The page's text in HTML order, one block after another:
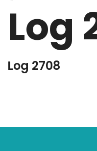
Log
Log 2708